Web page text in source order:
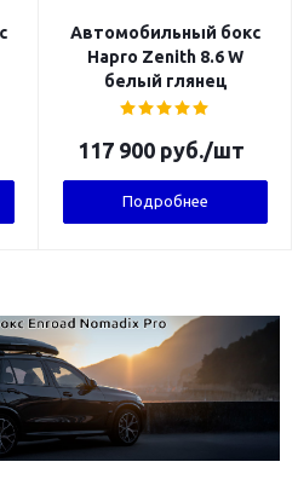
Автомобильный бокс
Hapro Zenith 8.6 W
белый глянец
117 900 руб./шт
Подробнее